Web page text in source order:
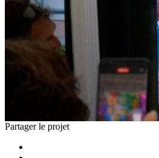
Partager le projet